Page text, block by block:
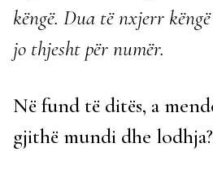
këngë. Dua të nxjerr
jo thjesht për numër.
Në fund të ditës, a
gjithë mundi dhe lodhja?